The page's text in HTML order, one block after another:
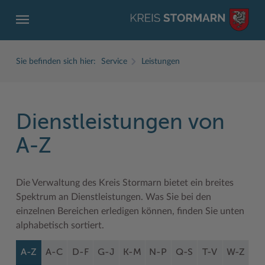
Ämter, Einrichtungen
Bürgerportal Stormarn ↗
Führerscheine
Formulare & Dokumente
Amtliche Bekanntmachungen
Ausschreibungen
Baustellen in Stormarn
Bildungskommune
Fachbereiche
Interessantes in und aus Stormarn
Kreis Stormarn Porträt
Kreiskarte
Ausbildung beim Kreis Stormarn
Der Kreis als Arbeitgeber
Ihre Bewerbung
Initiativbewerbungen Verwaltung
Beruf und Familie im Hansebelt
Branchenverzeichnis
EG-Dienstleistungsrichtlinie (EG-DLRL)
Handwerk für nachhaltiges Wirtschaften
BahnRadWege
Frei- und Hallenbäder
Herrenhäuser
Kultur
Sie befinden sich hier: Service Leistungen
Dienstleistungen von
A-Z
Die Verwaltung des Kreis Stormarn bietet ein breites
Spektrum an Dienstleistungen. Was Sie bei den
einzelnen Bereichen erledigen können, finden Sie unten
alphabetisch sortiert.
A-Z A-C D-F G-J K-M N-P Q-S T-V W-Z